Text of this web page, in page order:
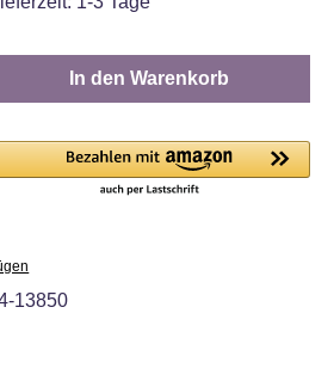
Gib den gewünschten
In den Warenkorb
13850